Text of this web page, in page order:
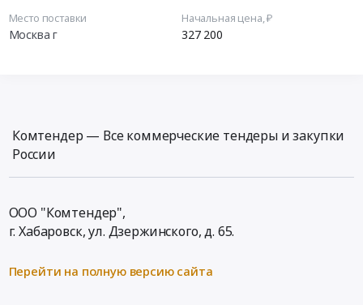
Место поставки
Москва г
Начальная цена, ₽
327 200
Комтендер — Все коммерческие тендеры и закупки
России
ООО "Комтендер",
г. Хабаровск,ул. Дзержинского, д. 65.
Перейти на полную версию сайта